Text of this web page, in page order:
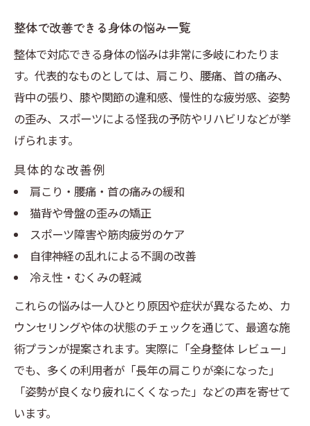
整体で改善できる身体の悩み一覧
整体で対応できる身体の悩みは非常に多岐にわたりま
す。代表的なものとしては、肩こり、腰痛、首の痛み、
背中の張り、膝や関節の違和感、慢性的な疲労感、姿勢
の歪み、スポーツによる怪我の予防やリハビリなどが挙
げられます。
具体的な改善例
肩こり・腰痛・首の痛みの緩和
猫背や骨盤の歪みの矯正
スポーツ障害や筋肉疲労のケア
自律神経の乱れによる不調の改善
冷え性・むくみの軽減
これらの悩みは一人ひとり原因や症状が異なるため、カ
ウンセリングや体の状態のチェックを通じて、最適な施
術プランが提案されます。実際に「全身整体 レビュー」
でも、多くの利用者が「長年の肩こりが楽になった」
「姿勢が良くなり疲れにくくなった」などの声を寄せて
います。